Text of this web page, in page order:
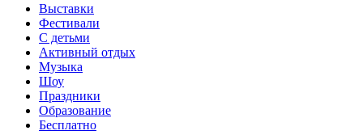
Выставки
Фестивали
С детьми
Активный отдых
Музыка
Шоу
Праздники
Образование
Бесплатно